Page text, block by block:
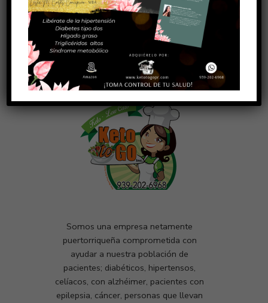
SEGUIR LEYENDO ➞
Somos una empresa netamente
puertorriqueña comprometida con
ayudar a nuestra población de
pacientes; diabéticos, hipertensos,
celíacos, con alzhéimer, pacientes con
epilepsia, cáncer, personas que llevan